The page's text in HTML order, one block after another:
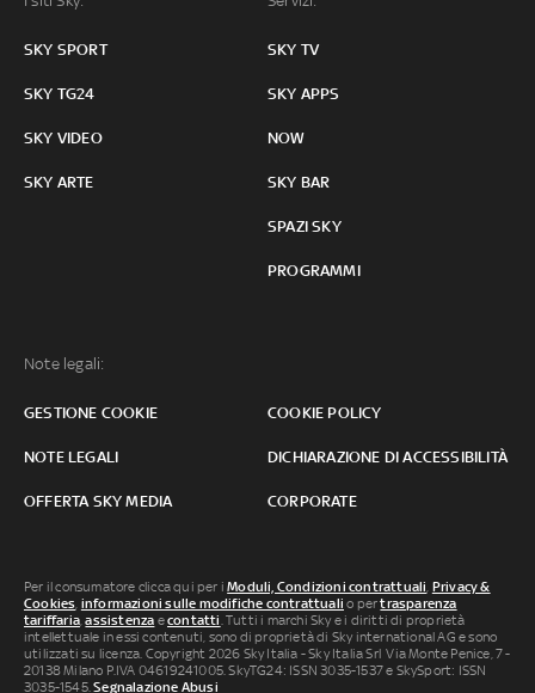
SKY SPORT
SKY TG24
SKY VIDEO
SKY ARTE
SKY TV
SKY APPS
NOW
SKY BAR
SPAZI SKY
PROGRAMMI
Note legali:
GESTIONE COOKIE COOKIE POLICY
NOTE LEGALI DICHIARAZIONE DI ACCESSIBILITÀ
OFFERTA SKY MEDIA CORPORATE
Per il consumatore clicca qui per iModuli, Condizioni contrattuali, Privacy &
Cookies, informazioni sulle modifiche contrattuali o pertrasparenza
tariffaria,assistenza econtatti. Tutti i marchi Sky e i diritti di proprietà
intellettuale in essi contenuti, sono di proprietà di Sky international AG e sono
utilizzati su licenza. Copyright 2026 Sky Italia - Sky Italia Srl Via Monte Penice, 7 -
20138 Milano P.IVA 04619241005. SkyTG24: ISSN 3035-1537 e SkySport: ISSN
3035-1545.Segnalazione Abusi